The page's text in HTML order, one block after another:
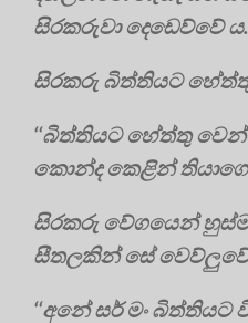
සිරකරුවා දෙඩෙව්වේ ය.
සිරකරු බිත්තියට
‘‘බිත්තියට හේත්තු
කොන්ද කෙළින්
සිරකරු වේගයෙන් හුස්ම
සීතලකින් සේ
‘‘අනේ සර් මං